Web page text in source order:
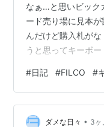
なぁ…と思いビック
ード売り場に見本
んだけど購入札が
うと思ってキーボ
できないとのこと。
から売れないのか…
じゃないか…と思っ
パートナーが引き
#日記 #FILCO #
ダメな日々 • 3ヶ